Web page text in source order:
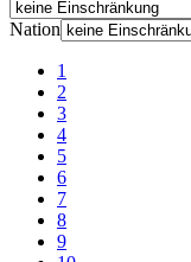
Nation
1
2
3
4
5
6
7
8
9